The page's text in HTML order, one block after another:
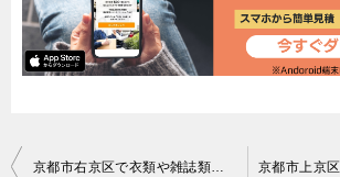
投
京都市右京区で衣類や雑誌類の回収のご依頼 お客様の声